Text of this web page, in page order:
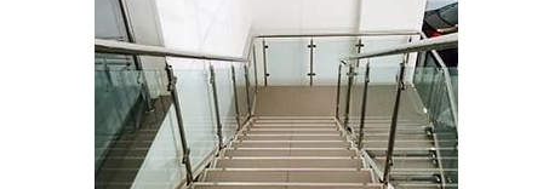
Комментарий к заказу